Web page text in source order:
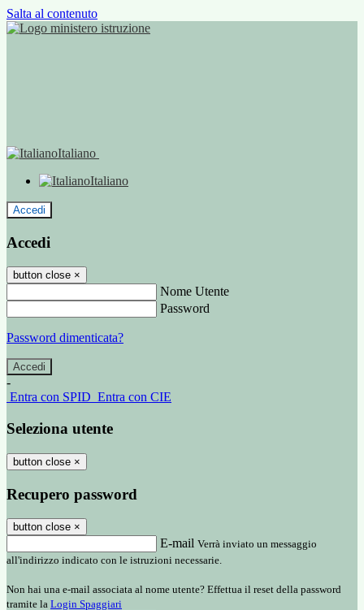
Salta al contenuto
Italiano
Italiano
Accedi
Accedi
button close ×
Nome Utente
Password
Password dimenticata?
-
Entra con SPID Entra con CIE
Seleziona utente
button close ×
Recupero password
button close ×
E-mail Verrà inviato un messaggio
all'indirizzo indicato con le istruzioni necessarie.
Non hai una e-mail associata al nome utente? Effettua il reset della password
tramite la Login Spaggiari